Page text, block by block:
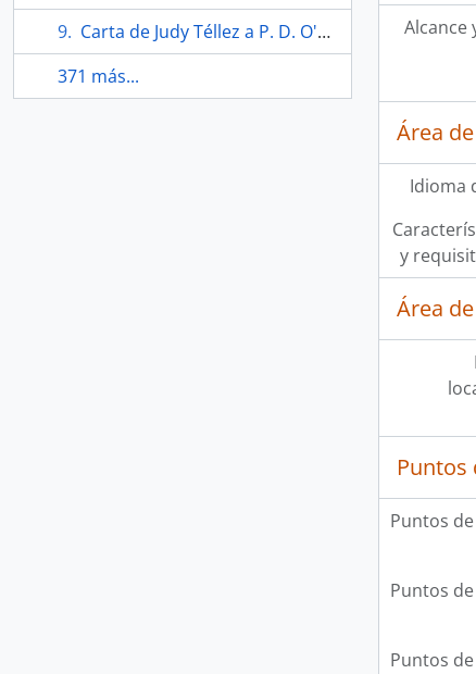
Carta de Judy Téllez a P. D. O'Brien
371 más...
Alcance
Área
Idioma
y
Área
Puntos
Puntos
Puntos
Puntos